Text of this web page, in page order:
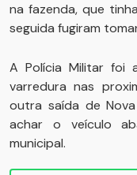
na fazenda, que
seguida fugiram
A Polícia Militar foi
varredura nas
outra saída de
achar o veículo
municipal.